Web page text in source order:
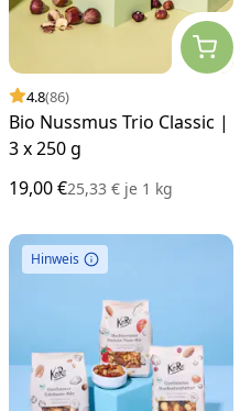
4.8(86)
Bio Nussmus Trio Classic |
3 x 250 g
19,00 €25,33 € je 1 kg
Hinweis